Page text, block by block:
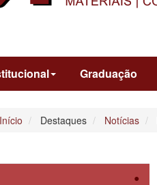
Graduação
Início Destaques Notícias